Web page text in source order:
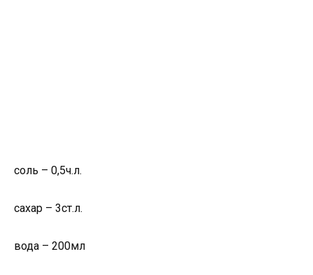
соль – 0,5ч.л.
сахар – 3ст.л.
вода – 200мл